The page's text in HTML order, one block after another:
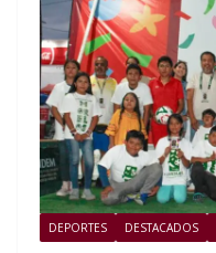
DEPORTES DESTACADOS